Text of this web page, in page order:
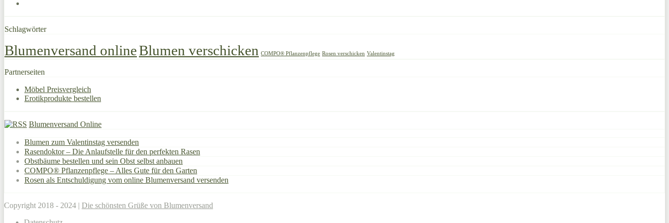
Schlagwörter
Blumenversand onlineBlumen verschicken COMPO® Pflanzenpflege Rosen verschicken Valentinstag
Partnerseiten
Möbel Preisvergleich
Erotikprodukte bestellen
Blumenversand Online
Blumen zum Valentinstag versenden
Rasendoktor – Die Anlaufstelle für den perfekten Rasen
Obstbäume bestellen und sein Obst selbst anbauen
COMPO® Pflanzenpflege – Alles Gute für den Garten
Rosen als Entschuldigung vom online Blumenversand versenden
Copyright 2018 - 2024 | Die schönsten Grüße von Blumenversand